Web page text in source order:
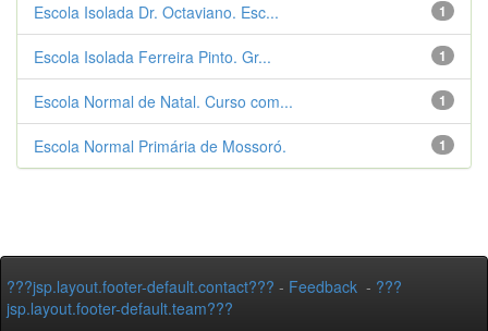
1
Escola Isolada Dr. Octaviano. Esc...
1
Escola Isolada Ferreira Pinto. Gr...
1
Escola Normal de Natal. Curso com...
1
Escola Normal Primária de Mossoró.
???jsp.layout.footer-default.contact??? - Feedback - ???
jsp.layout.footer-default.team???